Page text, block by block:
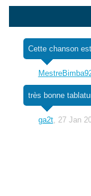
Cette chanson
très bonne
ga2t, 27 Jan